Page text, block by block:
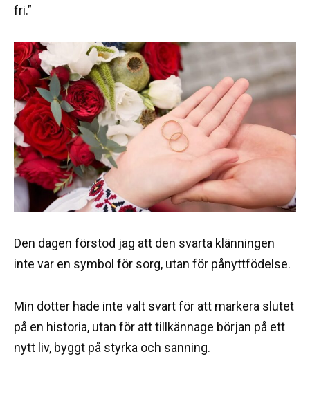
fri.”
Den dagen förstod jag att den svarta klänningen
inte var en symbol för sorg, utan för pånyttfödelse.
Min dotter hade inte valt svart för att markera slutet
på en historia, utan för att tillkännage början på ett
nytt liv, byggt på styrka och sanning.